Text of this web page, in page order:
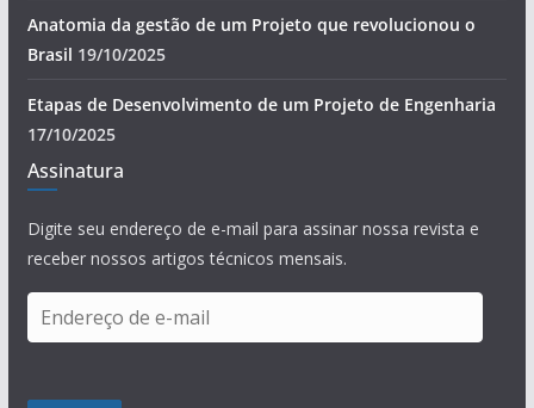
Anatomia da gestão de um Projeto que revolucionou o
Brasil 19/10/2025
Etapas de Desenvolvimento de um Projeto de Engenharia
17/10/2025
Assinatura
Digite seu endereço de e-mail para assinar nossa revista e
receber nossos artigos técnicos mensais.
n
e